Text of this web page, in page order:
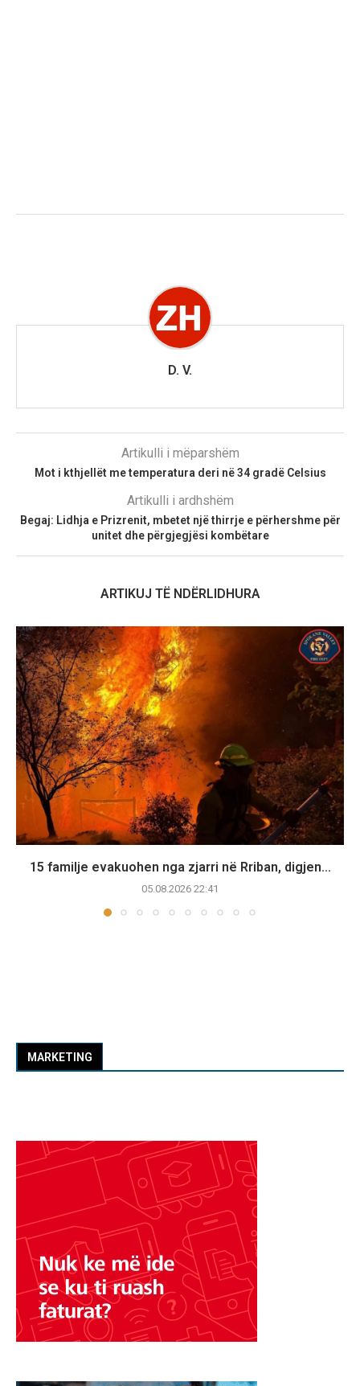
D. V.
Artikulli i mëparshëm
Mot i kthjellët me temperatura deri në 34 gradë Celsius
Artikulli i ardhshëm
Begaj: Lidhja e Prizrenit, mbetet një thirrje e përhershme për
unitet dhe përgjegjësi kombëtare
ARTIKUJ TË NDËRLIDHURA
15 familje evakuohen nga zjarri në Rriban, digjen...
05.08.2026 22:41
MARKETING